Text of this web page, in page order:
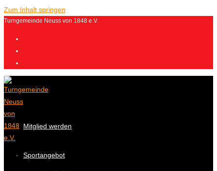
Zum Inhalt springen
Turngemeinde Neuss von 1848 e.V.
Mitglied werden
Sportangebot